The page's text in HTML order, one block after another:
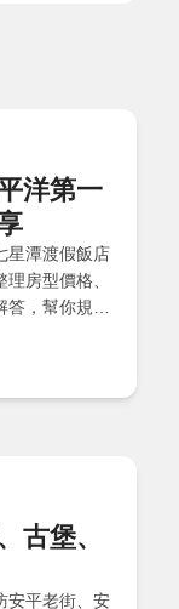
洋第一
星潭渡假飯店
房型價格、
，幫你規劃
古堡、
安平老街、安